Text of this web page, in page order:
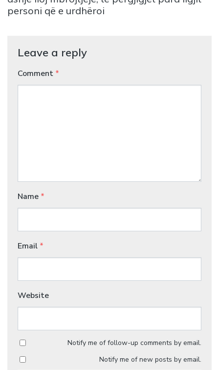
personi që e urdhëroi
Leave a reply
Comment *
Name *
Email *
Website
Notify me of follow-up comments by email.
Notify me of new posts by email.